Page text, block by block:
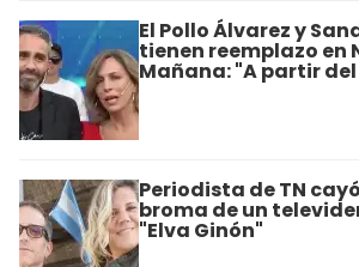
El Pollo Álvarez y
tienen reemplazo en
Mañana: "A partir
Periodista de TN
broma de un
"Elva Ginón"